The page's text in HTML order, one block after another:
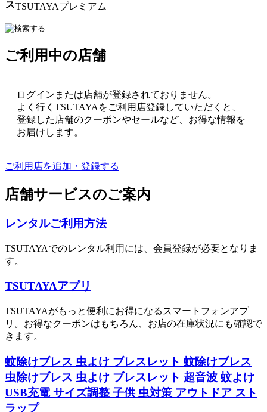
スTSUTAYAプレミアム
ご利用中の店舗
ログインまたは店舗が登録されておりません。
よく行くTSUTAYAをご利用店登録していただくと、
登録した店舗のクーポンやセールなど、お得な情報を
お届けします。
ご利用店を追加・登録する
店舗サービスのご案内
レンタルご利用方法
TSUTAYAでのレンタル利用には、会員登録が必要となりま
す。
TSUTAYAアプリ
TSUTAYAがもっと便利にお得になるスマートフォンアプ
リ。お得なクーポンはもちろん、お店の在庫状況にも確認で
きます。
蚊除けブレス 虫よけ ブレスレット 蚊除けブレス
虫除けブレス 虫よけ ブレスレット 超音波 蚊よけ
USB充電 サイズ調整 子供 虫対策 アウトドア スト
ラップ